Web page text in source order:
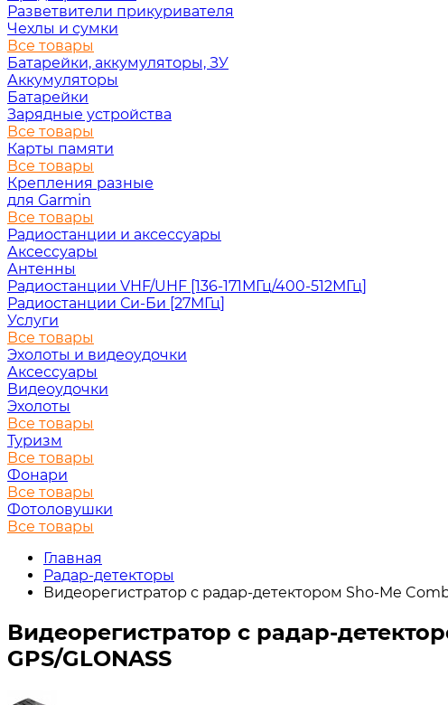
Разветвители прикуривателя
Чехлы и сумки
Все товары
Батарейки, аккумуляторы, ЗУ
Аккумуляторы
Батарейки
Зарядные устройства
Все товары
Карты памяти
Все товары
Крепления разные
для Garmin
Все товары
Радиостанции и аксессуары
Аксессуары
Антенны
Радиостанции VHF/UHF [136-171МГц/400-512МГц]
Радиостанции Си-Би [27МГц]
Услуги
Все товары
Эхолоты и видеоудочки
Аксессуары
Видеоудочки
Эхолоты
Все товары
Туризм
Все товары
Фонари
Все товары
Фотоловушки
Все товары
Главная
Радар-детекторы
Видеорегистратор с радар-детектором Sho-Me
Видеорегистратор с радар-
GPS/GLONASS